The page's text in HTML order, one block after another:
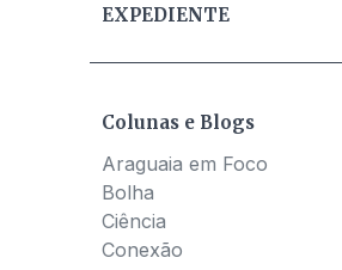
EXPEDIENTE
Colunas e Blogs
Araguaia em Foco
Bolha
Ciência
Conexão